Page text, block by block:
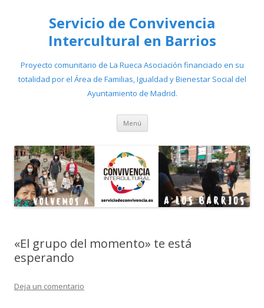
Servicio de Convivencia
Intercultural en Barrios
Proyecto comunitario de La Rueca Asociación financiado en su
totalidad por el Área de Familias, Igualdad y Bienestar Social del
Ayuntamiento de Madrid.
Menú Saltar
contenido
«El grupo del momento» te está
esperando
Deja un comentario